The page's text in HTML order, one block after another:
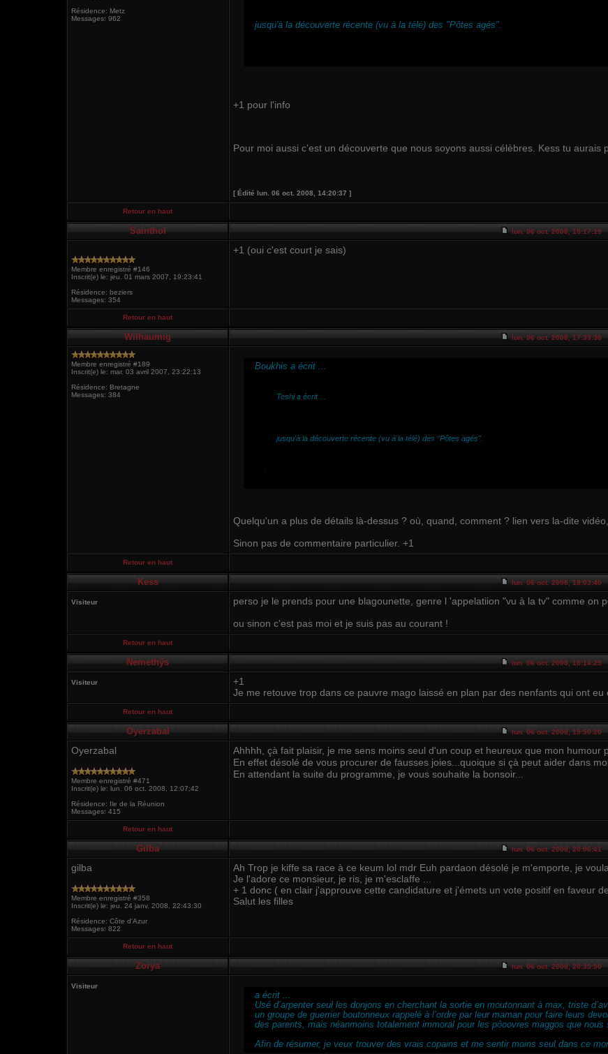
Résidence: Metz
Messages: 962
jusqu'à la découverte récente (vu à la télé) des "Pôtes agés".
+1 pour l'info
Pour moi aussi c'est un découverte que nous soyons aussi célèbres. Kess tu aurais
[ Édité lun. 06 oct. 2008, 14:20:37 ]
Retour en haut
Sainthol lun. 06 oct. 2008, 15:17:19
Membre enregistré #146
Inscrit(e) le: jeu. 01 mars 2007, 19:23:41
Résidence: beziers
Messages: 354
+1 (oui c'est court je sais)
Retour en haut
Wilhaumig lun. 06 oct. 2008, 17:33:38
Membre enregistré #189
Inscrit(e) le: mar. 03 avril 2007, 23:22:13
Résidence: Bretagne
Messages: 384
Boukhis a écrit ...
Teshi a écrit...
jusqu'à la découverte récente (vu à la télé) des "Pôtes agés".
Quelqu'un a plus de détails là-dessus ? où, quand, comment ? lien vers la-dite
Sinon pas de commentaire particulier. +1
Retour en haut
Kess lun. 06 oct. 2008, 18:03:40
Visiteur
perso je le prends pour une blagounette, genre l 'appelatiion "vu à la tv" comme on
ou sinon c'est pas moi et je suis pas au courant !
Retour en haut
Nemethÿs lun. 06 oct. 2008, 18:14:25
Visiteur
+1
Je me retouve trop dans ce pauvre mago laissé en plan par des nenfants qui ont eu
Retour en haut
Oyerzabal lun. 06 oct. 2008, 19:50:20
Oyerzabal
Membre enregistré #471
Inscrit(e) le: lun. 06 oct. 2008, 12:07:42
Résidence: Ile de la Réunion
Messages: 415
Ahhhh, çà fait plaisir, je me sens moins seul d'un coup et heureux que mon humour
En effet désolé de vous procurer de fausses joies...quoique si çà peut aider dans
En attendant la suite du programme, je vous souhaite la bonsoir...
Retour en haut
Gilba lun. 06 oct. 2008, 20:06:41
gilba
Membre enregistré #358
Inscrit(e) le: jeu. 24 janv. 2008, 22:43:30
Résidence: Côte d'Azur
Messages: 822
Ah Trop je kiffe sa race à ce keum lol mdr Euh pardaon désolé je m'emporte, je
Je l'adore ce monsieur, je ris, je m'esclaffe ...
+ 1 donc ( en clair j'approuve cette candidature et j'émets un vote positif en faveur
Salut les filles
Retour en haut
Zorya lun. 06 oct. 2008, 20:35:50
Visiteur
a écrit ...
Usé d’arpenter seul les donjons en cherchant la sortie en moutonnant à max, triste
un groupe de guerrier boutonneux rappelé à l’ordre par leur maman pour faire leurs
des parents, mais néanmoins totalement immoral pour les pôoovres maggos que nous
Afin de résumer, je veux trouver des vrais copains et me sentir moins seul dans ce